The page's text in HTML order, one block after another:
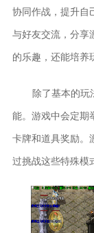
协同作战，提升自
与好友交流，分享
的乐趣，还能培养
除了基本的玩
能。游戏中会定期
卡牌和道具奖励。
过挑战这些特殊模